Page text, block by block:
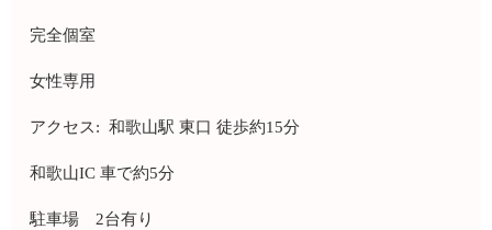
完全個室
女性専用
アクセス: 和歌山駅 東口 徒歩約15分
和歌山IC 車で約5分
駐車場 2台有り